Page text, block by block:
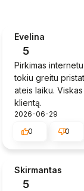
Evelina
5
Pirkimas
tokiu greitu
ateis laiku.
klientą.
2026-06-29
0
0
Skirmantas
5